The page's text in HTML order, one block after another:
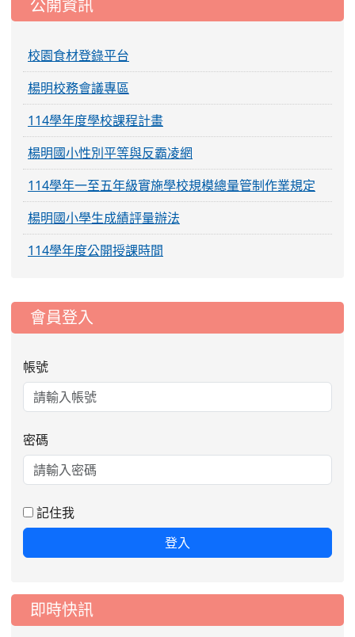
公開資訊
校園食材登錄平台
楊明校務會議專區
114學年度學校課程計畫
楊明國小性別平等與反霸凌網
114學年一至五年級實施學校規模總量管制作業規定
楊明國小學生成績評量辦法
114學年度公開授課時間
::: 會員登入
帳號
密碼
記住我
登入
即時快訊
2026-08-06
楊梅區代表選手服裝領取通知
2026-08-05
重要
115學年度課後照顧服務班教
師甄選簡章
2026-08-03
重要
115學年度一、三、五年級常
態編班結果公告
工車輛臨停」一案，請各位用路人留意
2026-07-17
公告
公告-115年桃園市運動會國小